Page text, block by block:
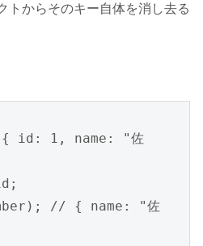
トからそのキー自体を消し去る
{ id: 1, name: "佐
// { name: "佐